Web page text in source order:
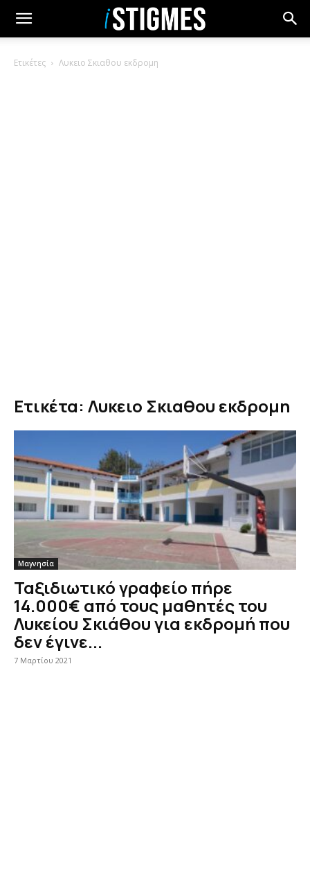
Ετικέτες Λυκειο Σκιαθου εκδρομη
Ετικέτα: Λυκειο Σκιαθου εκδρομη
Μαγνησία
Ταξιδιωτικό γραφείο πήρε
14.000€ από τους μαθητές του
Λυκείου Σκιάθου για εκδρομή που
δεν έγινε...
7 Μαρτίου 2021